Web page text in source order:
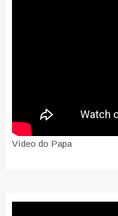
Vídeo do Papa